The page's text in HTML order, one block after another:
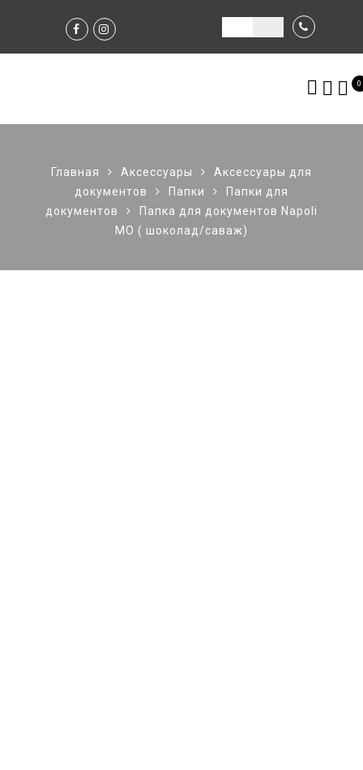
0
Главная Аксессуары
Аксессуары для
документов
Папки
Папки для
документов
Папка для документов Napoli
МО ( шоколад/саваж)